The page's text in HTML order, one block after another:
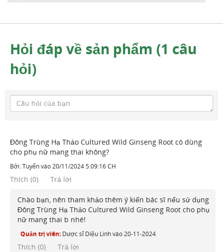
Hỏi đáp về sản phẩm (1 câu
hỏi)
Đông Trùng Hạ Thảo Cultured Wild Ginseng Root có dùng
cho phụ nữ mang thai không?
Bởi:Tuyếnvào20/11/2024 5:09:16 CH
Thích (0) Trả lời
Chào bạn, nên tham khảo thêm ý kiến bác sĩ nếu sử dụng
Đông Trùng Hạ Thảo Cultured Wild Ginseng Root cho phụ
nữ mang thai b nhé!
Quản trị viên: Dược sĩ Diệu Linhvào20-11-2024
Thích (0) Trả lời